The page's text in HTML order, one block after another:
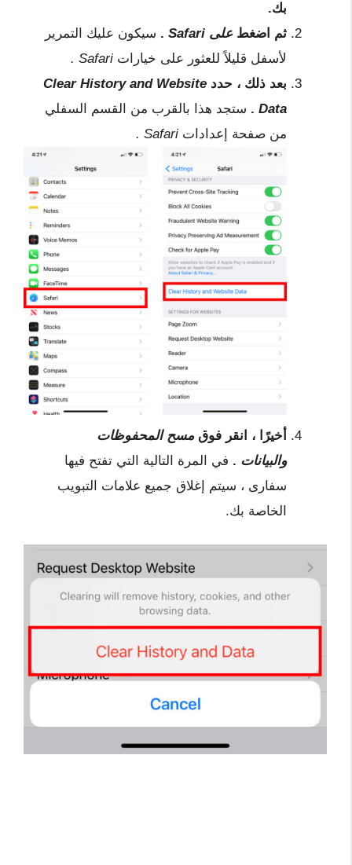
بك.
ثم اضغطعلى Safari . سيكون عليك التمرير
لأسفل قليلاً للعثور على خيارات Safari
.
بعد ذلك ، حدد Clear History and Website
Data
. ستجد هذا بالقرب من القسم السفلي
من صفحة إعدادات Safari .
أخيرًا ، انقر فوقمسح المحفوظات
والبيانات . في المرة التالية التي تفتح فيها
سفارى ، سيتم إغلاق جميع علامات التبويب
الخاصة بك.